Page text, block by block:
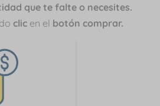
que te falte o necesites.
clic en el botón comprar.